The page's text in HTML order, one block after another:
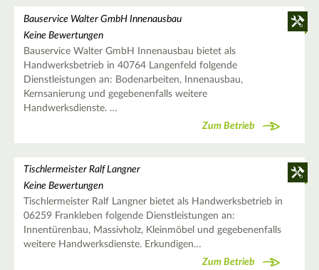
Bauservice Walter GmbH Innenausbau
Keine Bewertungen
Bauservice Walter GmbH Innenausbau bietet als
Handwerksbetrieb in 40764 Langenfeld folgende
Dienstleistungen an: Bodenarbeiten, Innenausbau,
Kernsanierung und gegebenenfalls weitere
Handwerksdienste. …
Zum Betrieb
Tischlermeister Ralf Langner
Keine Bewertungen
Tischlermeister Ralf Langner bietet als Handwerksbetrieb in
06259 Frankleben folgende Dienstleistungen an:
Innentürenbau, Massivholz, Kleinmöbel und gegebenenfalls
weitere Handwerksdienste. Erkundigen…
Zum Betrieb